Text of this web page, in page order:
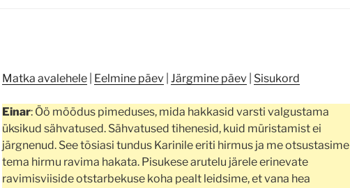
Matka avalehele| Eelmine päev| Järgmine päev| Sisukord
Einar: Öö möödus pimeduses, mida hakkasid varsti valgustama
üksikud sähvatused. Sähvatused tihenesid, kuid müristamist ei
järgnenud. See tõsiasi tundus Karinile eriti hirmus ja me otsustasime
tema hirmu ravima hakata. Pisukese arutelu järele erinevate
ravimisviiside otstarbekuse koha pealt leidsime, et vana hea